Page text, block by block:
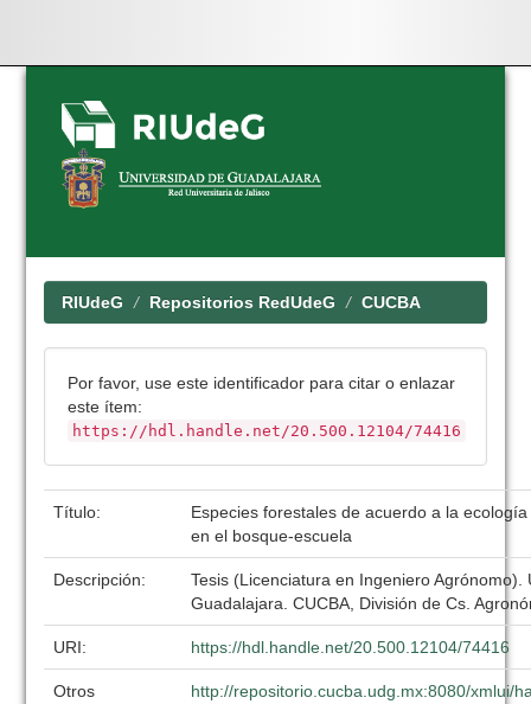
Skip
navigation
RIUdeG Repositorios RedUdeG CUCBA
Por favor, use este identificador para citar o enlazar
este ítem:
https://hdl.handle.net/20.500.12104/74416
Título:
Especies forestales de acuerdo a la
en el bosque-escuela
Descripción:
Tesis (Licenciatura en Ingeniero Agrónomo).
Guadalajara. CUCBA, División de Cs.
URI: https://hdl.handle.net/20.500.12104/74416
Otros
http://repositorio.cucba.udg.mx:8080/xmlui/